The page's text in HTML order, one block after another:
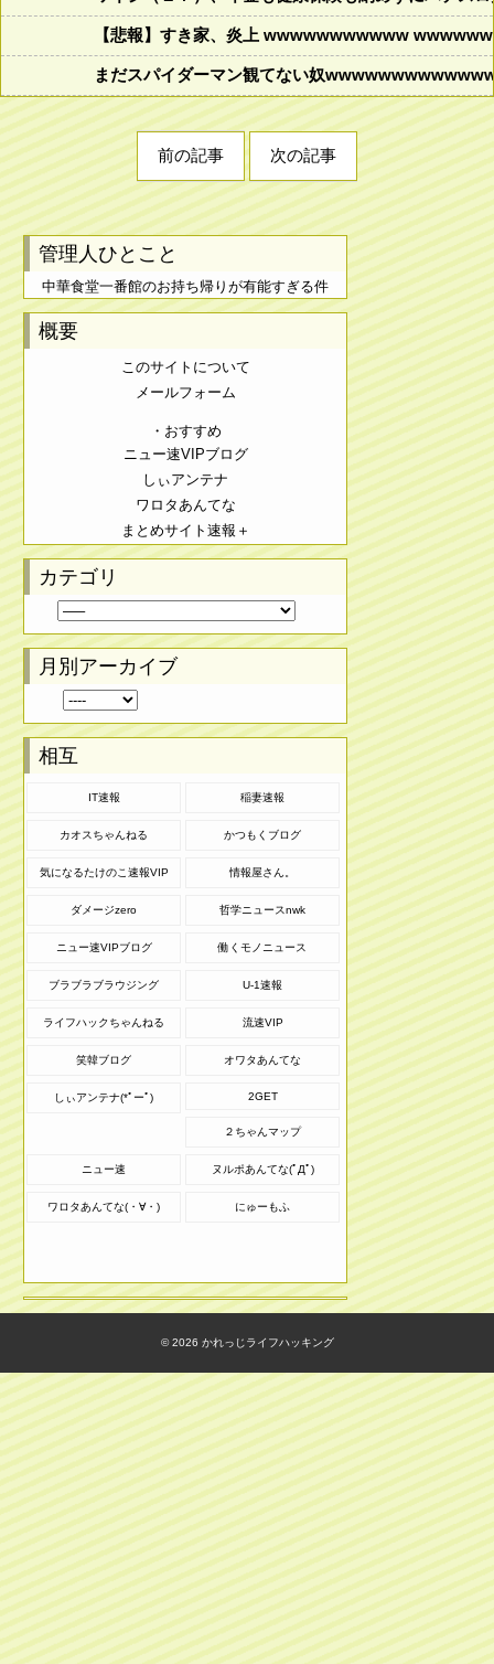
【悲報】すき家、炎上 wwwwwwwwwww
まだスパイダーマン観てない奴
前の記事 次の記事
管理人ひとこと
中華食堂一番館のお持ち帰りが有能すぎる件
概要
このサイトについて
メールフォーム
・おすすめ
ニュー速VIPブログ
しぃアンテナ
ワロタあんてな
まとめサイト速報＋
カテゴリ
月別アーカイブ
相互
IT速報 稲妻速報
カオスちゃんねる かつもくブログ
気になるたけのこ速報VIP 情報屋さん。
ダメージzero 哲学ニュースnwk
ニュー速VIPブログ 働くモノニュース
ブラブラブラウジング U-1速報
ライフハックちゃんねる 流速VIP
笑韓ブログ オワタあんてな
しぃアンテナ(*ﾟーﾟ) 2GET
２ちゃんマップ
ニュー速 ヌルポあんてな(ﾟДﾟ)
ワロタあんてな(・∀・) にゅーもふ
© 2026 かれっじライフハッキング